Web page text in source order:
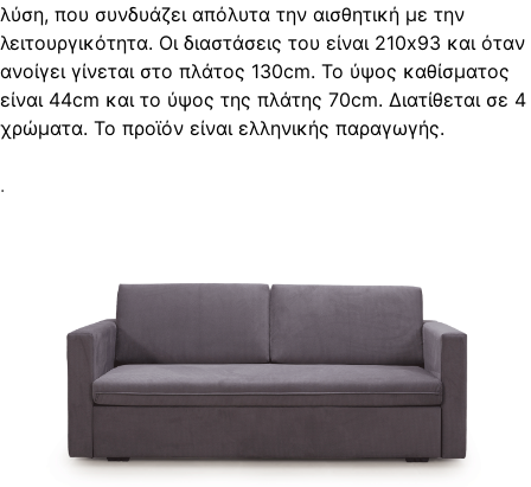
λύση, που συνδυάζει απόλυτα την αισθητική με την
λειτουργικότητα. Οι διαστάσεις του είναι 210x93 και όταν
ανοίγει γίνεται στο πλάτος 130cm. Το ύψος καθίσματος
είναι 44cm και το ύψος της πλάτης 70cm. Διατίθεται σε 4
χρώματα. Το προϊόν είναι ελληνικής παραγωγής.
.